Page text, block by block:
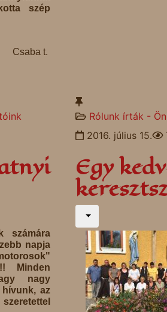
szép
Csaba t.
számára
napja
Minden
nagy
hívunk, az
Rólunk írták -
2016. július 15.
Egy